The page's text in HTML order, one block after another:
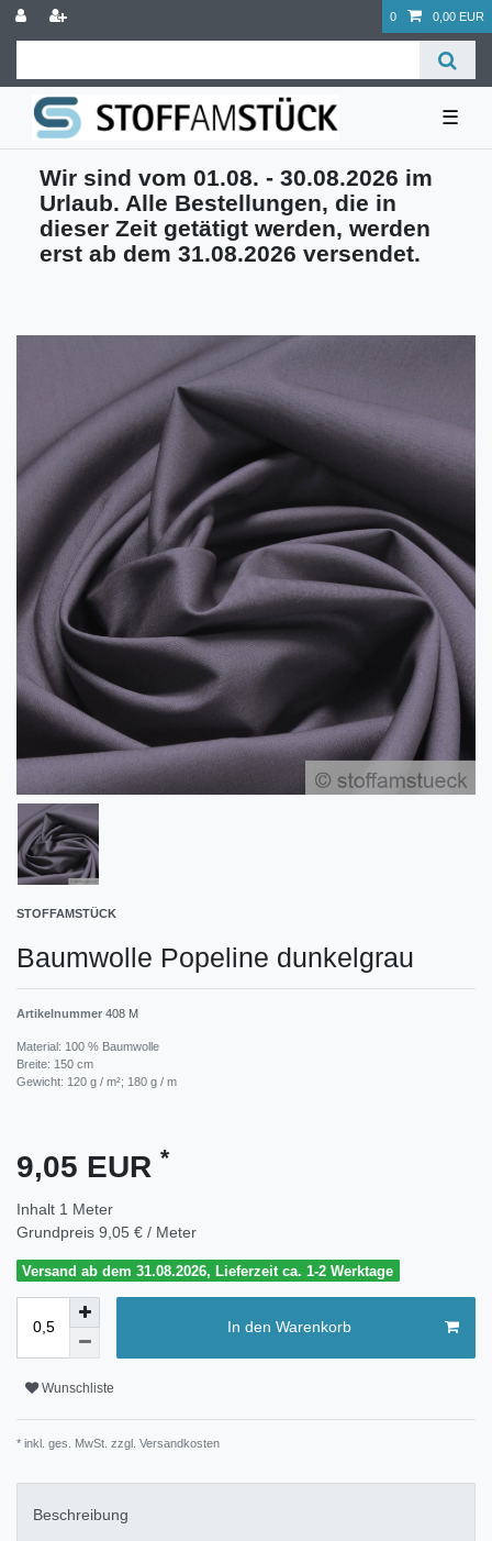
0 0,00 EUR
☰
Wir sind vom 01.08. - 30.08.2026 im
Urlaub. Alle Bestellungen, die in
dieser Zeit getätigt werden, werden
erst ab dem 31.08.2026 versendet.
STOFFAMSTÜCK
Baumwolle Popeline dunkelgrau
Artikelnummer 408 M
Material: 100 % Baumwolle
Breite: 150 cm
Gewicht: 120 g / m²; 180 g / m
9,05 EUR *
Inhalt 1 Meter
Grundpreis 9,05 € / Meter
Versand ab dem 31.08.2026, Lieferzeit ca. 1-2 Werktage
In den Warenkorb
Wunschliste
* inkl. ges. MwSt. zzgl. Versandkosten
Beschreibung